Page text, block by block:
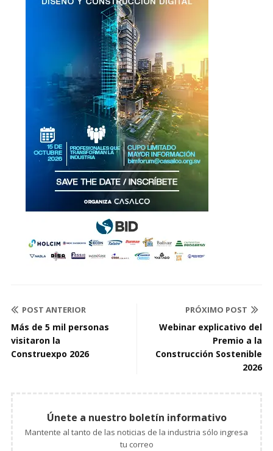
POST ANTERIOR
Más de 5 mil personas
visitaron la
Construexpo 2026
PRÓXIMO POST
Webinar explicativo del
Premio a la
Construcción Sostenible
2026
Únete a nuestro boletín informativo
Mantente al tanto de las noticias de la industria sólo ingresa
tu correo